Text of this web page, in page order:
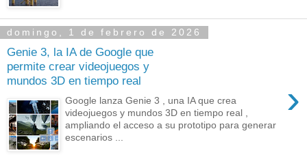
domingo, 1 de febrero de 2026
Genie 3, la IA de Google que
permite crear videojuegos y
mundos 3D en tiempo real
›
Google lanza Genie 3 , una IA que crea
videojuegos y mundos 3D en tiempo real ,
ampliando el acceso a su prototipo para generar
escenarios ...